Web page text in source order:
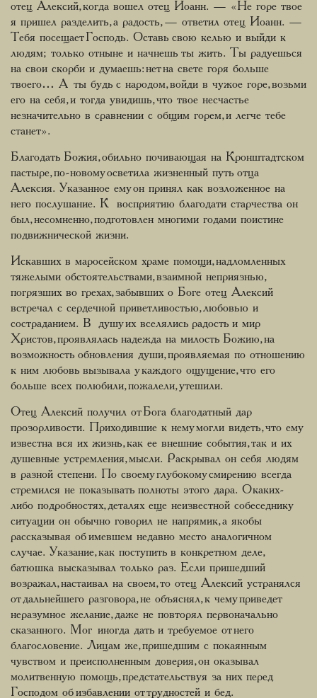
отец Алексий, когда вошел отец Иоанн. — «Не горе твое
я пришел разделить, а радость, — ответил отец Иоанн. —
Тебя посещает Господь. Оставь свою келью и выйди к
людям; только отныне и начнешь ты жить. Ты радуешься
на свои скорби и думаешь: нет на свете горя больше
твоего… А ты будь с народом, войди в чужое горе, возьми
его на себя, и тогда увидишь, что твое несчастье
незначительно в сравнении с общим горем, и легче тебе
станет».
Благодать Божия, обильно почивающая на Кронштадтском
пастыре, по-новому осветила жизненный путь отца
Алексия. Указанное ему он принял как возложенное на
него послушание. К восприятию благодати старчества он
был, несомненно, подготовлен многими годами поистине
подвижнической жизни.
Искавших в маросейском храме помощи, надломленных
тяжелыми обстоятельствами, взаимной неприязнью,
погрязших во грехах, забывших о Боге отец Алексий
встречал с сердечной приветливостью, любовью и
состраданием. В душу их вселялись радость и мир
Христов, проявлялась надежда на милость Божию, на
возможность обновления души, проявляемая по отношению
к ним любовь вызывала у каждого ощущение, что его
больше всех полюбили, пожалели, утешили.
Отец Алексий получил от Бога благодатный дар
прозорливости. Приходившие к нему могли видеть, что ему
известна вся их жизнь, как ее внешние события, так и их
душевные устремления, мысли. Раскрывал он себя людям
в разной степени. По своему глубокому смирению всегда
стремился не показывать полноты этого дара. О каких-
либо подробностях, деталях еще неизвестной собеседнику
ситуации он обычно говорил не напрямик, а якобы
рассказывая об имевшем недавно место аналогичном
случае. Указание, как поступить в конкретном деле,
батюшка высказывал только раз. Если пришедший
возражал, настаивал на своем, то отец Алексий устранялся
от дальнейшего разговора, не объяснял, к чему приведет
неразумное желание, даже не повторял первоначально
сказанного. Мог иногда дать и требуемое от него
благословение. Лицам же, пришедшим с покаянным
чувством и преисполненным доверия, он оказывал
молитвенную помощь, предстательствуя за них перед
Господом об избавлении от трудностей и бед.